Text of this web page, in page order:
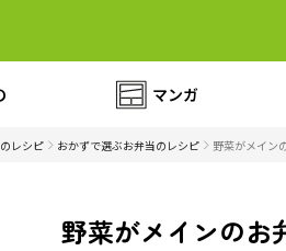
マンガ
レシピ おかずで選ぶお弁当のレシピ 野菜がメイン
野菜がメインのお